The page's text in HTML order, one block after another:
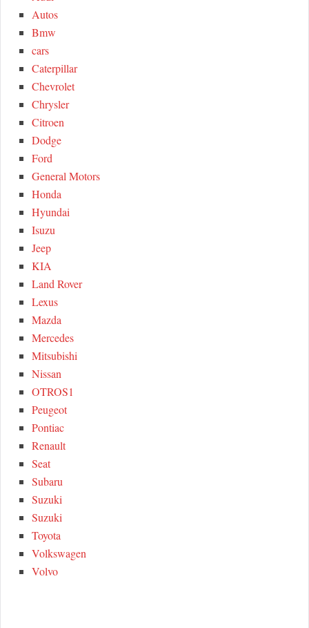
Autos
Bmw
cars
Caterpillar
Chevrolet
Chrysler
Citroen
Dodge
Ford
General Motors
Honda
Hyundai
Isuzu
Jeep
KIA
Land Rover
Lexus
Mazda
Mercedes
Mitsubishi
Nissan
OTROS1
Peugeot
Pontiac
Renault
Seat
Subaru
Suzuki
Suzuki
Toyota
Volkswagen
Volvo